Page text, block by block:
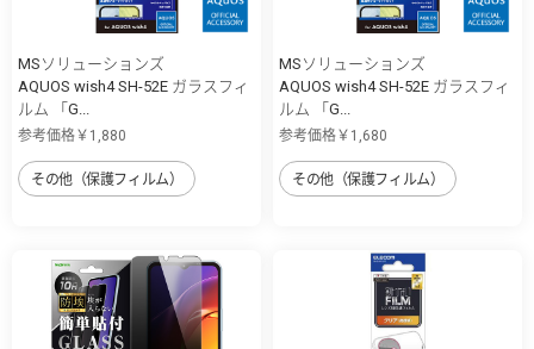
MSソリューションズ
AQUOS wish4 SH-52E ガラスフィ
ルム 「G...
参考価格￥1,880
その他（保護フィルム）
MSソリューションズ
AQUOS wish4 SH-52E ガラスフィ
ルム 「G...
参考価格￥1,680
その他（保護フィルム）